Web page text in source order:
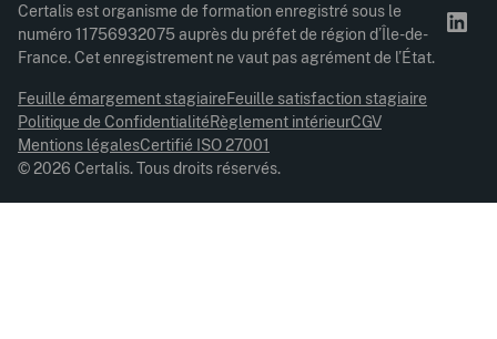
Certalis est organisme de formation enregistré sous le
numéro 11756932075 auprès du préfet de région d’Île-de-
France. Cet enregistrement ne vaut pas agrément de l’État.
© 2026 Certalis. Tous droits réservés.
Feuille émargement stagiaireFeuille satisfaction stagiaire
Politique de ConfidentialitéRèglement intérieurCGV
Mentions légalesCertifié ISO 27001